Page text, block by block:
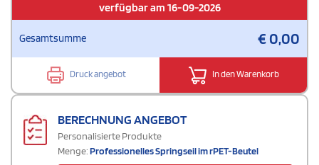
verfügbar am 16-09-2026
Gesamtsumme €0,00
Druck angebot In den Warenkorb
BERECHNUNG ANGEBOT
Personalisierte Produkte
Menge:Professionelles Springseil im rPET-Beutel